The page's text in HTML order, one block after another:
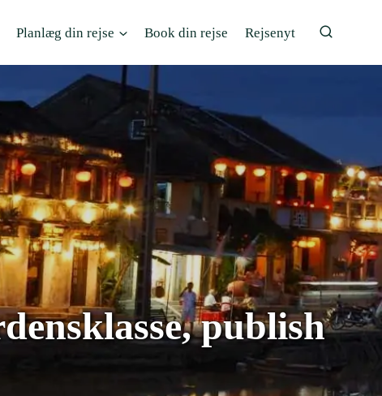
Planlæg din rejse Book din rejse Rejsenyt
publish